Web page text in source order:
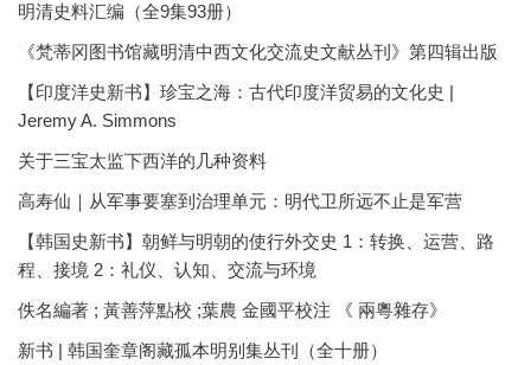
明清史料汇编（全9集93册）
《梵蒂冈图书馆藏明清中西文化交流史文献丛刊》第四辑出版
【印度洋史新书】珍宝之海：古代印度洋贸易的文化史 |
Jeremy A. Simmons
关于三宝太监下西洋的几种资料
高寿仙｜从军事要塞到治理单元：明代卫所远不止是军营
【韩国史新书】朝鲜与明朝的使行外交史 1：转换、运营、路
程、接境 2：礼仪、认知、交流与环境
佚名編著 ; 黃善萍點校 ;葉農 金國平校注 《 兩粵雜存》
新书 | 韩国奎章阁藏孤本明别集丛刊（全十册）